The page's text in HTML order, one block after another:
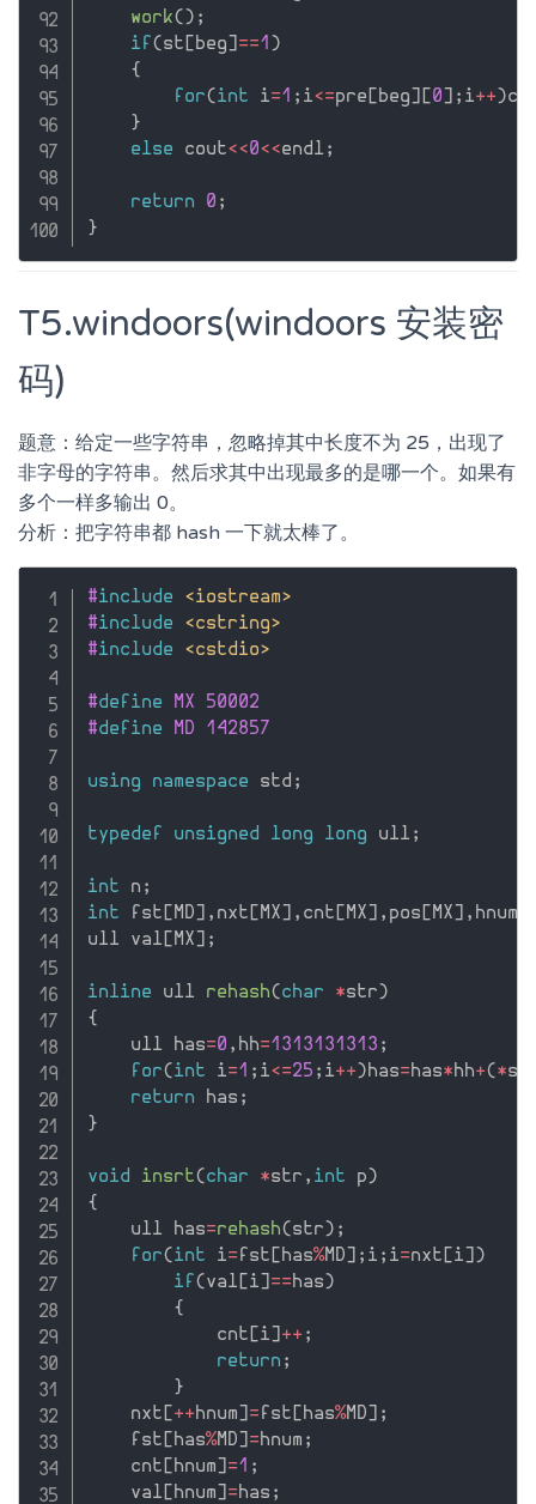
work( ) ;
if ( st beg ==1 )
{
for( int i=1 ; i<=pre beg 0 ; i++ )
}
else cout<<0<<endl ;
return 0 ;
}
T5.windoors(windoors 安装密
码)
题意：给定一些字符串，忽略掉其中长度不为 25，出现了
非字母的字符串。然后求其中出现最多的是哪一个。如果有
多个一样多输出 0。
分析：把字符串都 hash 一下就太棒了。
#include
<iostream>
#include
<cstring>
#include <cstdio>
#define MX 50002
#define MD 142857
using namespace std ;
typedef unsigned long long ull ;
int n ;
int fst [MD] , nxt [MX] , cnt [MX] , pos [MX] , hnum
ull val [MX] ;
inline ull rehash(char *str)
{
    ull has
=0 , hh=1313131313 ;
for(int i=1 ; i<=25 ; i++)has=has*hh+(*
return has ;
}
void insrt(char *str , int p)
{
    ull has
=rehash(str) ;
for(int i= fst [has%MD] ; i ; i=nxt [i] )
if (val [i] ==has)
{
            cnt
[i] ++ ;
return ;
}
    nxt
[++hnum] = fst [has%MD] ;
    fst
[has%MD] =hnum ;
    cnt
[hnum] =1 ;
    val
[hnum] =has ;